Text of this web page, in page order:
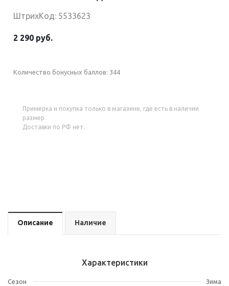
ШтрихКод: 5533623
2 290 руб.
Количество бонусных баллов: 344
Примерка и покупка только в магазине, где есть в наличии
размер.
Доставки по РФ нет.
Описание Наличие
Характеристики
Сезон
Зима